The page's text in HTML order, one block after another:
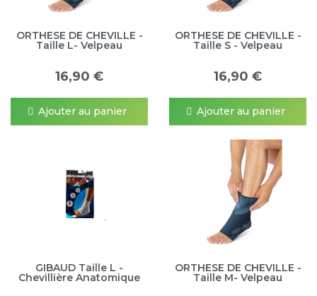
ORTHESE DE CHEVILLE -
Taille L- Velpeau
16,90 €
Ajouter au panier
ORTHESE DE CHEVILLE -
Taille S - Velpeau
16,90 €
Ajouter au panier
GIBAUD Taille L -
Chevillière Anatomique
ORTHESE DE CHEVILLE -
Taille M- Velpeau